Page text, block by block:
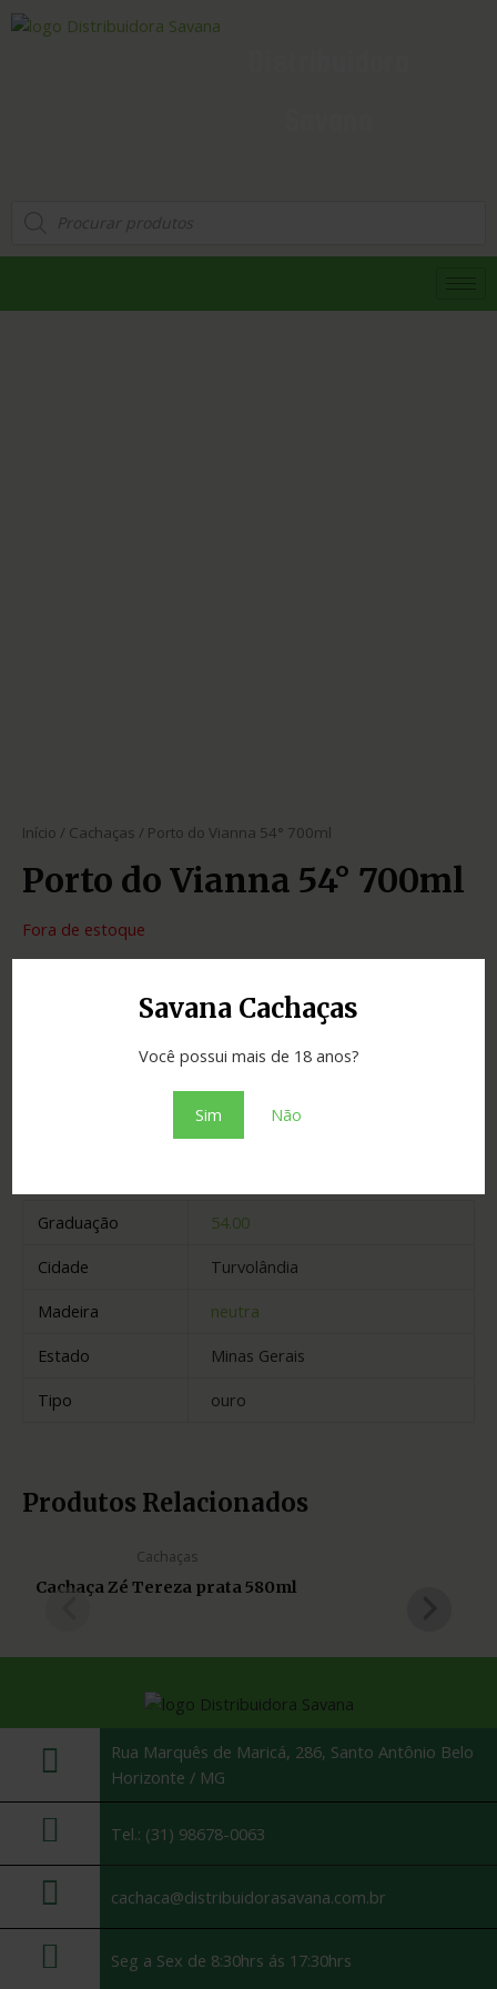
Savana Cachaças
Você possui mais de 18 anos?
Sim Não
Início / Cachaças / Porto do Vianna 54° 700ml
Porto do Vianna 54° 700ml
Fora de estoque
Cachaças
Adicionar ao orçamento
Graduação
54.00
Cidade
Turvolândia
Madeira
neutra
Estado
Minas Gerais
Tipo
ouro
Produtos Relacionados
Cachaças
Cachaça Zé Tereza prata 580ml
Rua Marquês de Maricá, 286, Santo Antônio Belo
Horizonte / MG
Tel.: (31) 98678-0063
cachaca@distribuidorasavana.com.br
Seg a Sex de 8:30hrs ás 17:30hrs